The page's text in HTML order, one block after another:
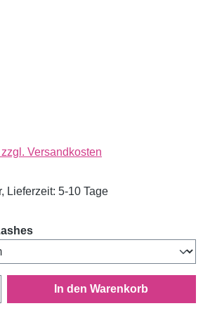
Versandkosten
Lieferzeit: 5-10 Tage
auswählen
Gib den gewünschten
In den Warenkorb